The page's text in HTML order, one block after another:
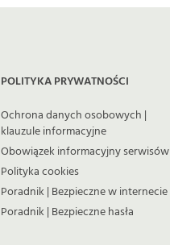
POLITYKA PRYWATNOŚCI
Ochrona danych osobowych |
klauzule informacyjne
Obowiązek informacyjny serwisów
Polityka cookies
Poradnik | Bezpieczne w internecie
Poradnik | Bezpieczne hasła